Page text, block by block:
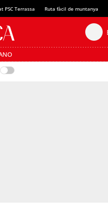
PSC Terrassa Ruta fàcil de muntanya